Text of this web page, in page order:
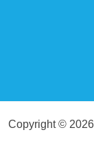
Copyright ©